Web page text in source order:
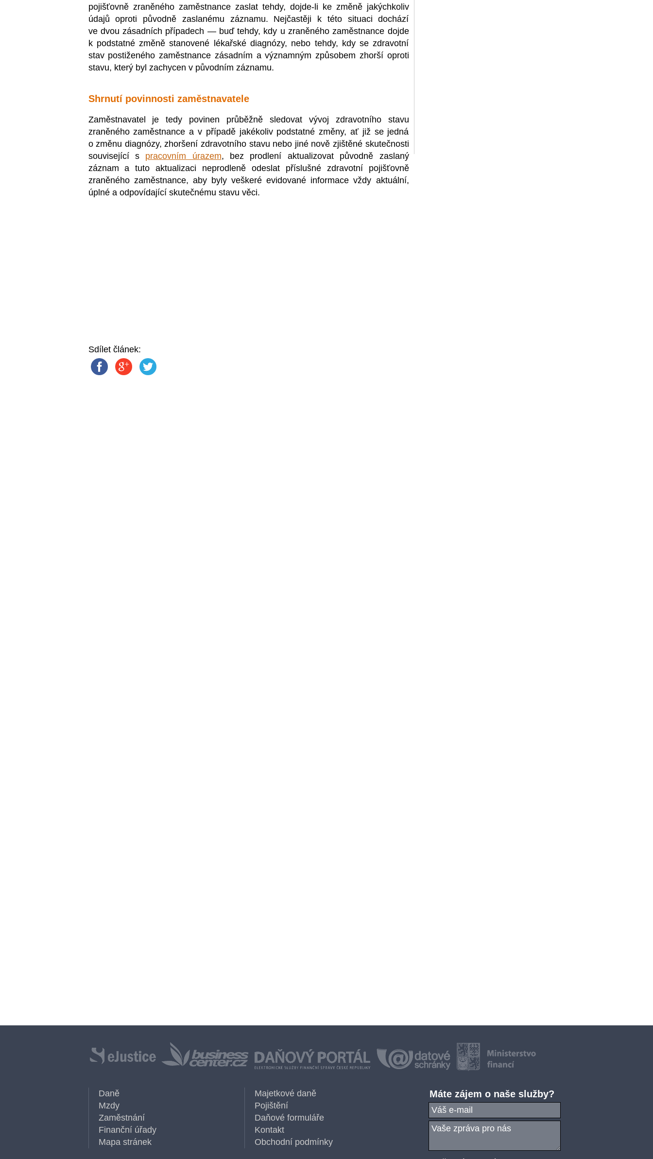
pojišťovně zraněného zaměstnance zaslat tehdy, dojde-li ke změně jakýchkoliv
údajů oproti původně zaslanému záznamu. Nejčastěji k této situaci dochází
ve dvou zásadních případech — buď tehdy, kdy u zraněného zaměstnance dojde
k podstatné změně stanovené lékařské diagnózy, nebo tehdy, kdy se zdravotní
stav postiženého zaměstnance zásadním a významným způsobem zhorší oproti
stavu, který byl zachycen v původním záznamu.
Shrnutí povinnosti zaměstnavatele
Zaměstnavatel je tedy povinen průběžně sledovat vývoj zdravotního stavu
zraněného zaměstnance a v případě jakékoliv podstatné změny, ať již se jedná
o změnu diagnózy, zhoršení zdravotního stavu nebo jiné nově zjištěné skutečnosti
související s pracovním úrazem, bez prodlení aktualizovat původně zaslaný
záznam a tuto aktualizaci neprodleně odeslat příslušné zdravotní pojišťovně
zraněného zaměstnance, aby byly veškeré evidované informace vždy aktuální,
úplné a odpovídající skutečnému stavu věci.
Sdílet článek:
Máte zájem o naše služby?
Daně
Majetkové daně
Mzdy
Pojištění
Zaměstnání
Daňové formuláře
Finanční úřady
Kontakt
Mapa stránek
Obchodní podmínky